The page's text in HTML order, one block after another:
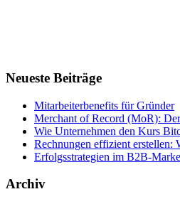
Neueste Beiträge
Mitarbeiterbenefits für Gründer
Merchant of Record (MoR):
Wie Unternehmen den Kurs
Rechnungen effizient erstellen:
Erfolgsstrategien im B2B-
Archiv